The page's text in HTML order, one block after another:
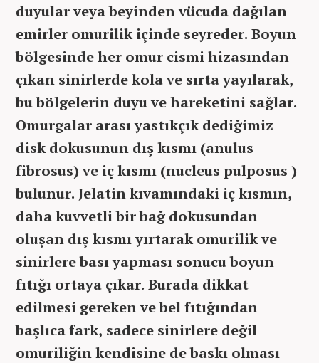
duyular veya beyinden vücuda dağılan
emirler omurilik içinde seyreder. Boyun
bölgesinde her omur cismi hizasından
çıkan sinirlerde kola ve sırta yayılarak,
bu bölgelerin duyu ve hareketini sağlar.
Omurgalar arası yastıkçık dediğimiz
disk dokusunun dış kısmı (anulus
fibrosus) ve iç kısmı (nucleus pulposus )
bulunur. Jelatin kıvamındaki iç kısmın,
daha kuvvetli bir bağ dokusundan
oluşan dış kısmı yırtarak omurilik ve
sinirlere bası yapması sonucu boyun
fıtığı ortaya çıkar. Burada dikkat
edilmesi gereken ve bel fıtığından
başlıca fark, sadece sinirlere değil
omuriliğin kendisine de baskı olması